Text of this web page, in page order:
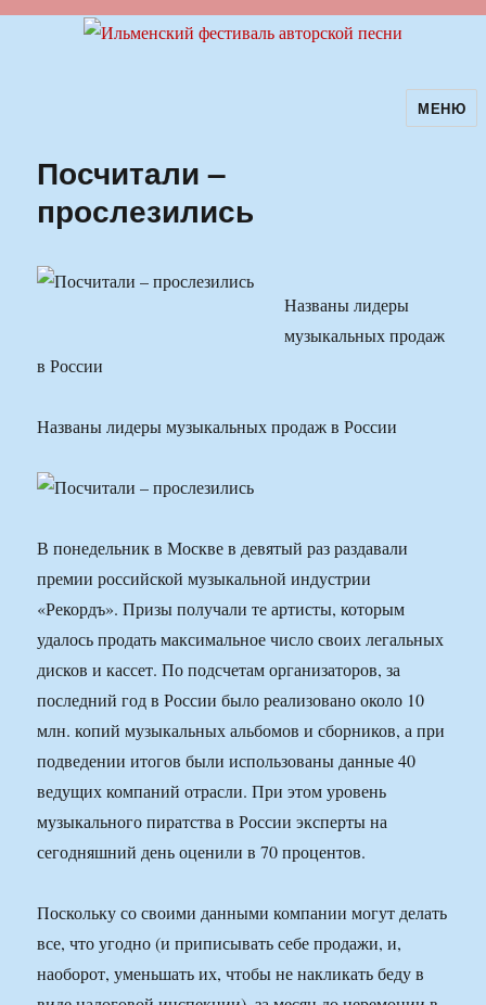
Ильменский фестиваль авторскойМЕНЮ
Посчитали –
прослезились
Названы лидеры
музыкальных продаж
в России
Названы лидеры музыкальных продаж в России
В понедельник в Москве в девятый раз раздавали
премии российской музыкальной индустрии
«Рекордъ». Призы получали те артисты, которым
удалось продать максимальное число своих легальных
дисков и кассет. По подсчетам организаторов, за
последний год в России было реализовано около 10
млн. копий музыкальных альбомов и сборников, а при
подведении итогов были использованы данные 40
ведущих компаний отрасли. При этом уровень
музыкального пиратства в России эксперты на
сегодняшний день оценили в 70 процентов.
Поскольку со своими данными компании могут делать
все, что угодно (и приписывать себе продажи, и,
наоборот, уменьшать их, чтобы не накликать беду в